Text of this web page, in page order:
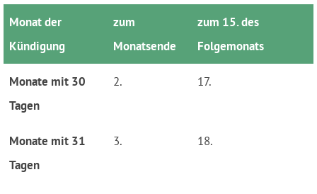
Monat der
Kündigung
zum
Monatsende
zum 15. des
Folgemonats
Monate mit 30
Tagen
2. 17.
Monate mit 31
Tagen
3. 18.